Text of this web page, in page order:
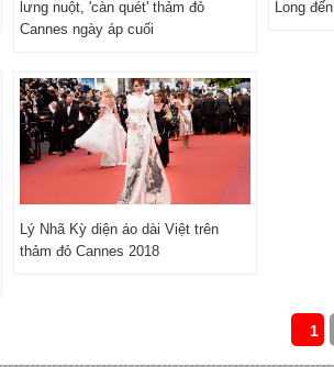
lưng nuột, 'càn quét' thảm đỏ
Cannes ngày áp cuối
Long
Lý Nhã Kỳ diện áo dài Việt trên
thảm đỏ Cannes 2018
1